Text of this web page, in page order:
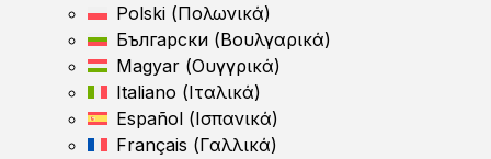
Polski (Πολωνικά)
Български (Βουλγαρικά)
Magyar (Ουγγρικά)
Italiano (Ιταλικά)
Español (Ισπανικά)
Français (Γαλλικά)